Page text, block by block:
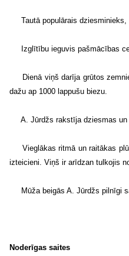
Tautā populārais
Izglītību ieguvis pašmācības
Dienā viņš darīja grūtos
dažu ap 1000 lappušu biezu.
A. Jūrdžs rakstīja dziesmas
Vieglākas ritmā un raitākas
izteicieni. Viņš ir arīdzan tulkojis
Mūža beigās A. Jūrdžs pilnīgi
Noderīgas saites